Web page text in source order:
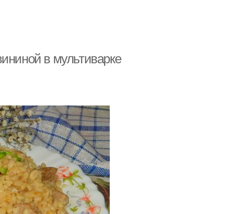
в мультиварке